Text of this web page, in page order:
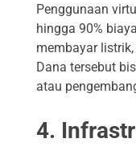
Penggunaan
hingga 90%
membayar
Dana tersebut
atau
4.